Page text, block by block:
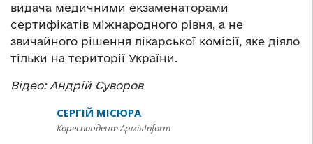
видача медичними екзаменаторами
сертифікатів міжнародного рівня, а не
звичайного рішення лікарської комісії, яке діяло
тільки на території України.
Відео: Андрій Суворов
СЕРГІЙ МІСЮРА
Кореспондент АрміяInform